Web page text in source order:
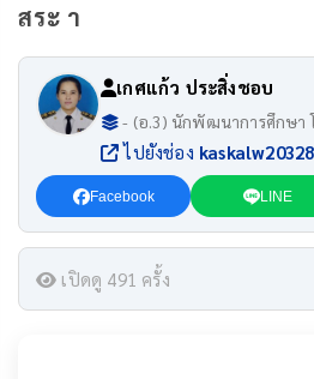
สระ า
เกศแก้ว ประสิ่งชอบ
- (อ.3) นักพัฒนาการศึกษา
ไปยังช่อง
Facebook LINE
เปิดดู 491 ครั้ง